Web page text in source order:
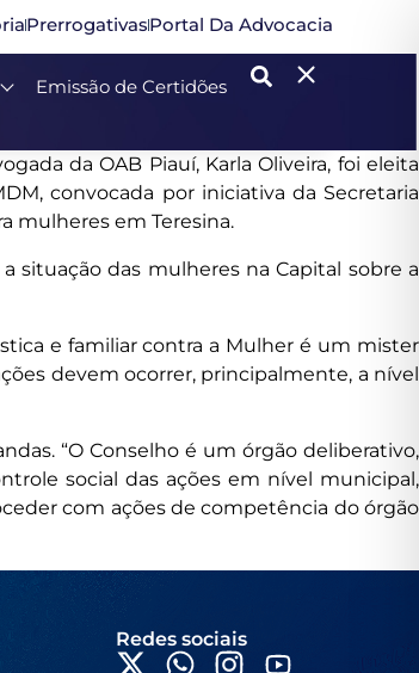
PrerrogativasPortal Da Advocacia
Emissão de Certidões
da OAB Piauí, Karla Oliveira, foi eleita
convocada por iniciativa da Secretaria
mulheres em Teresina.
situação das mulheres na Capital sobre a
e familiar contra a Mulher é um mister
devem ocorrer, principalmente, a nível
“O Conselho é um órgão deliberativo,
social das ações em nível municipal,
com ações de competência do órgão
Redes sociais